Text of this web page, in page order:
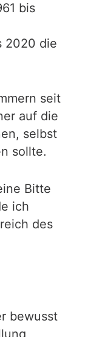
bis
2020 die
seit
auf die
selbst
sollte.
Bitte
ich
des
bewusst